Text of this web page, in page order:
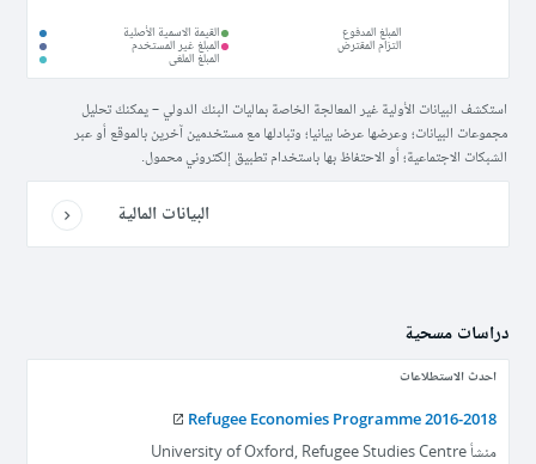
القيمة الاسمية الأصلية
المبلغ المدفوع
المبلغ غير المستخدم
التزام المقترض
المبلغ الملغى
استكشف البيانات الأولية غير المعالجة الخاصة بماليات البنك الدولي – يمكنك تحليل
مجموعات البيانات؛ وعرضها عرضا بيانيا؛ وتبادلها مع مستخدمين آخرين بالموقع أو عبر
الشبكات الاجتماعية؛ أو الاحتفاظ بها باستخدام تطبيق إلكتروني محمول.
البيانات المالية
دراسات مسحية
احدث الاستطلاعات
Refugee Economies Programme 2016-2018
منشأ University of Oxford, Refugee Studies Centre